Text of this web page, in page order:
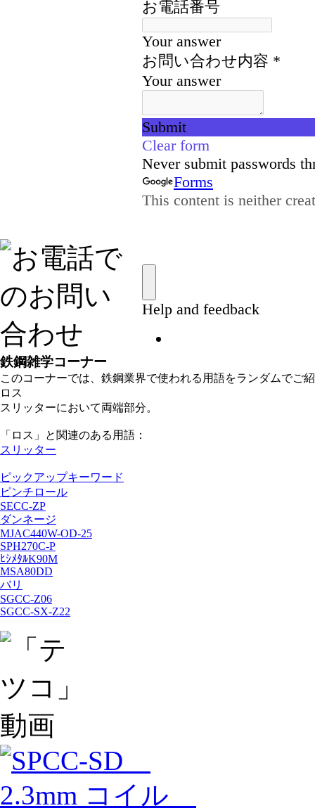
鉄鋼雑学コーナー
このコーナーでは、鉄鋼業界で使われる用語をランダムでご
ロス
スリッターにおいて両端部分。
「ロス」と関連のある用語：
スリッター
ピックアップキーワード
ピンチロール
SECC-ZP
ダンネージ
MJAC440W-OD-25
SPH270C-P
ﾋｼﾒﾀﾙK90M
MSA80DD
バリ
SGCC-Z06
SGCC-SX-Z22